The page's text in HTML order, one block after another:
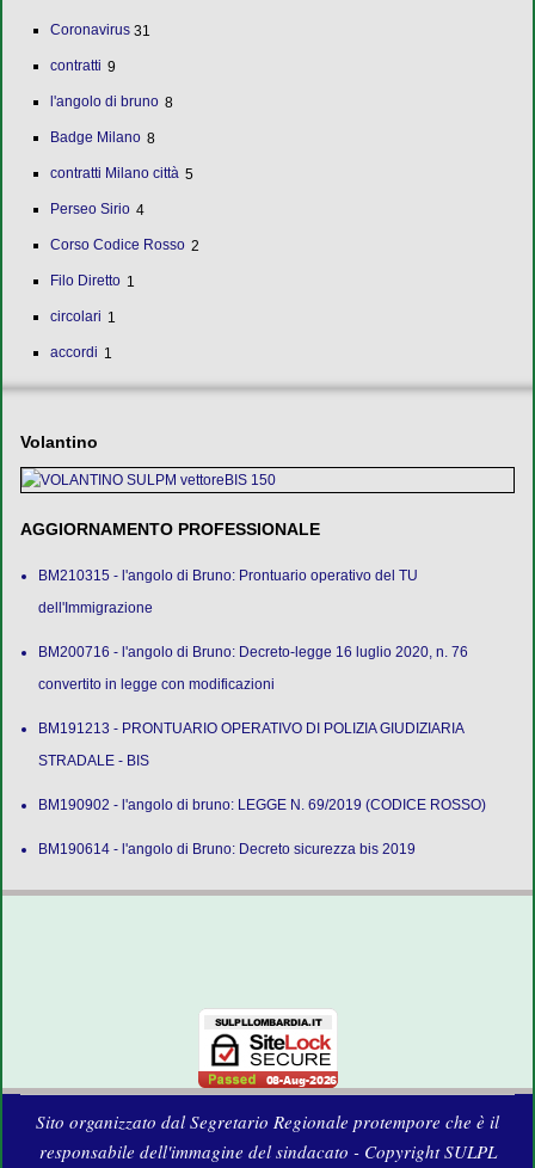
Coronavirus 31
contratti 9
l'angolo di bruno 8
Badge Milano 8
contratti Milano città 5
Perseo Sirio 4
Corso Codice Rosso 2
Filo Diretto 1
circolari 1
accordi 1
Volantino
AGGIORNAMENTO PROFESSIONALE
BM210315 - l'angolo di Bruno: Prontuario operativo del TU
dell'Immigrazione
BM200716 - l'angolo di Bruno: Decreto-legge 16 luglio 2020, n. 76
convertito in legge con modificazioni
BM191213 - PRONTUARIO OPERATIVO DI POLIZIA GIUDIZIARIA
STRADALE - BIS
BM190902 - l'angolo di bruno: LEGGE N. 69/2019 (CODICE ROSSO)
BM190614 - l'angolo di Bruno: Decreto sicurezza bis 2019
Sito organizzato dal Segretario Regionale protempore che è il
responsabile dell'immagine del sindacato - Copyright SULPL